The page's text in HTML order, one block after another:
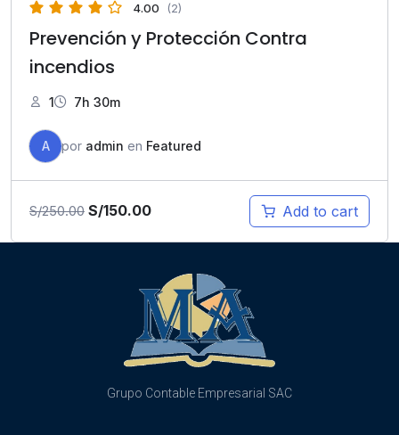
4.00 (2)
Prevención y Protección Contra
incendios
1 7h 30m
A por admin en Featured
S/250.00 S/150.00 Add to cart
Grupo Contable Empresarial SAC